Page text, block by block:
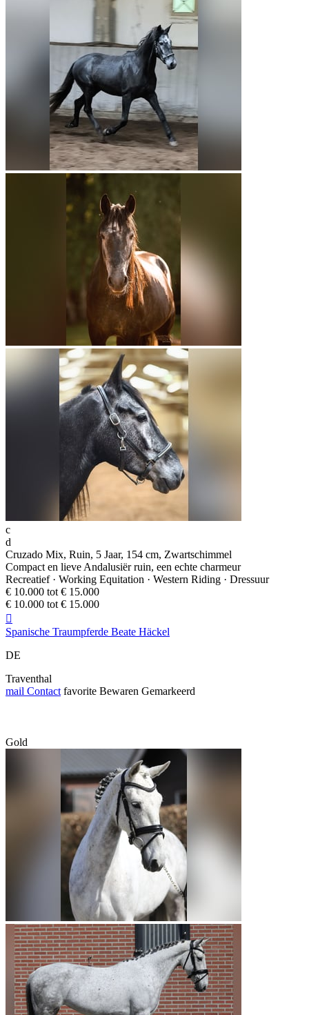
c
d
Cruzado Mix, Ruin, 5 Jaar, 154 cm, Zwartschimmel
Compact en lieve Andalusiër ruin, een echte charmeur
Recreatief · Working Equitation · Western Riding · Dressuur
€ 10.000 tot € 15.000
€ 10.000 tot € 15.000

Spanische Traumpferde Beate Häckel
DE
Traventhal
mail Contact favorite Bewaren Gemarkeerd
Gold